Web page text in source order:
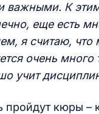
важными. К
еще есть
я считаю, что
очень много
учит
пройдут кюры –